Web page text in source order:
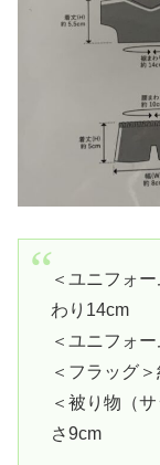
＜ユニフォ
わり14cm
＜ユニフォ
＜フラッグ
＜被り物（
さ9cm